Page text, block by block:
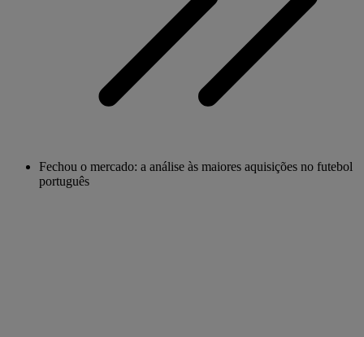
Fechou o mercado: a análise às maiores aquisições no futebol
português